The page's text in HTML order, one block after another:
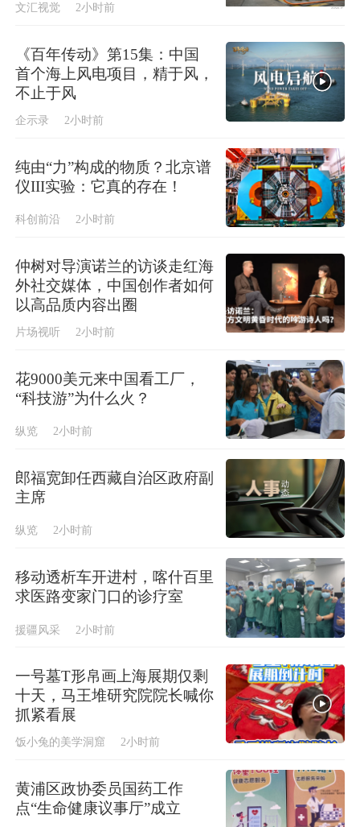
文汇视觉 2小时前
《百年传动》第15集：中国
首个海上风电项目，精于风，
不止于风
企示录 2小时前
纯由“力”构成的物质？北京谱
仪III实验：它真的存在！
科创前沿 2小时前
仲树对导演诺兰的访谈走红海
外社交媒体，中国创作者如何
以高品质内容出圈
片场视听 2小时前
花9000美元来中国看工厂，
“科技游”为什么火？
纵览 2小时前
郎福宽卸任西藏自治区政府副
主席
纵览 2小时前
移动透析车开进村，喀什百里
求医路变家门口的诊疗室
援疆风采 2小时前
一号墓T形帛画上海展期仅剩
十天，马王堆研究院院长喊你
抓紧看展
饭小兔的美学洞窟 2小时前
黄浦区政协委员国药工作
点“生命健康议事厅”成立